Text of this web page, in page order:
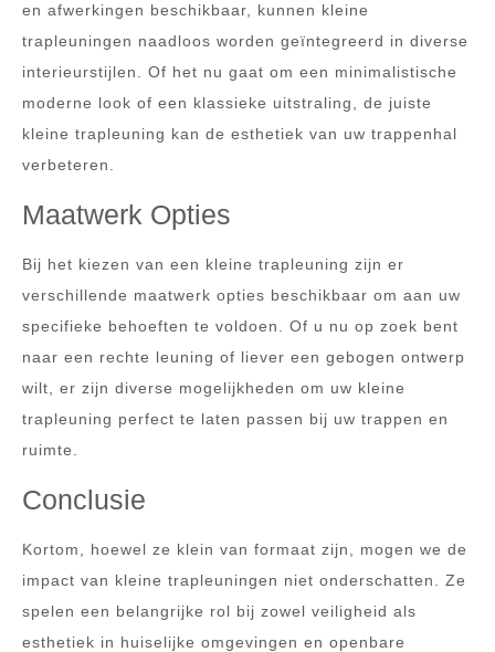
en afwerkingen beschikbaar, kunnen kleine
trapleuningen naadloos worden geïntegreerd in diverse
interieurstijlen. Of het nu gaat om een minimalistische
moderne look of een klassieke uitstraling, de juiste
kleine trapleuning kan de esthetiek van uw trappenhal
verbeteren.
Maatwerk Opties
Bij het kiezen van een kleine trapleuning zijn er
verschillende maatwerk opties beschikbaar om aan uw
specifieke behoeften te voldoen. Of u nu op zoek bent
naar een rechte leuning of liever een gebogen ontwerp
wilt, er zijn diverse mogelijkheden om uw kleine
trapleuning perfect te laten passen bij uw trappen en
ruimte.
Conclusie
Kortom, hoewel ze klein van formaat zijn, mogen we de
impact van kleine trapleuningen niet onderschatten. Ze
spelen een belangrijke rol bij zowel veiligheid als
esthetiek in huiselijke omgevingen en openbare